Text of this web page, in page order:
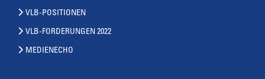
VLB-POSITIONEN
VLB-FORDERUNGEN 2022
MEDIENECHO